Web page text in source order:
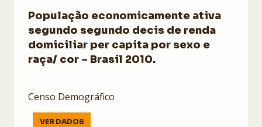
População economicamente ativa
segundo segundo decis de renda
domiciliar per capita por sexo e
raça/ cor – Brasil 2010.
Censo Demográfico
VER DADOS